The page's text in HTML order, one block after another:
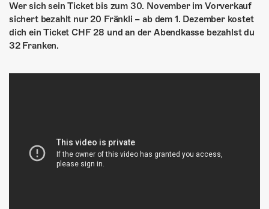
Wer sich sein Ticket bis zum 30. November im Vorverkauf
sichert bezahlt nur 20 Fränkli – ab dem 1. Dezember kostet
dich ein Ticket CHF 28 und an der Abendkasse bezahlst du
32 Franken.